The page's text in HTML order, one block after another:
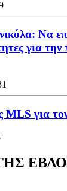
Να
για την
MLS για